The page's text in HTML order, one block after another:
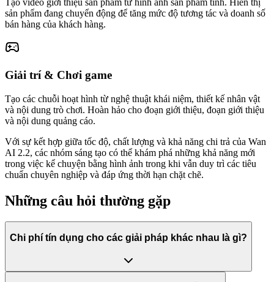
Tạo video giới thiệu sản phẩm từ hình ảnh sản phẩm tĩnh. Hiển thị
sản phẩm đang chuyển động để tăng mức độ tương tác và doanh số
bán hàng của khách hàng.
Giải trí & Chơi game
Tạo các chuỗi hoạt hình từ nghệ thuật khái niệm, thiết kế nhân vật
và nội dung trò chơi. Hoàn hảo cho đoạn giới thiệu, đoạn giới thiệu
và nội dung quảng cáo.
Với sự kết hợp giữa tốc độ, chất lượng và khả năng chi trả của Wan
AI 2.2, các nhóm sáng tạo có thể khám phá những khả năng mới
trong việc kể chuyện bằng hình ảnh trong khi vẫn duy trì các tiêu
chuẩn chuyên nghiệp và đáp ứng thời hạn chặt chẽ.
Những câu hỏi thường gặp
Chi phí tín dụng cho các giải pháp khác nhau là gì?